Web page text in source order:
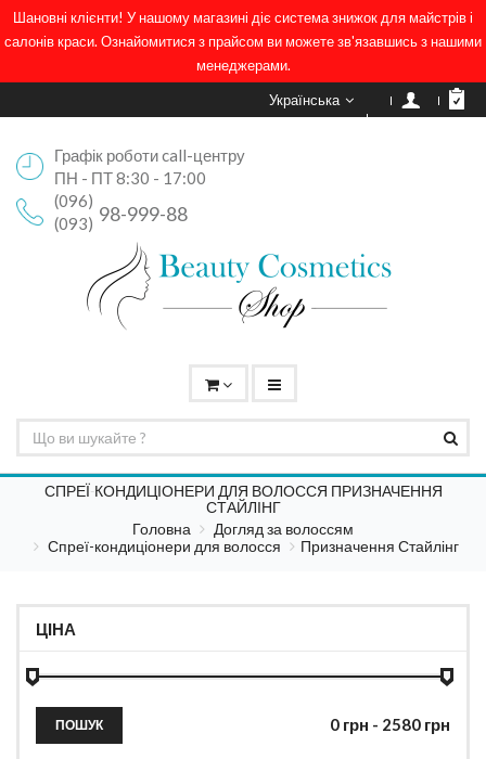
Шановні клієнти! У нашому магазині діє система знижок для майстрів і
салонів краси. Ознайомитися з прайсом ви можете зв'язавшись з нашими
менеджерами.
Українська
Графік роботи call-центру
ПН - ПТ 8:30 - 17:00
(096)
98-999-88
(093)
СПРЕЇ-КОНДИЦІОНЕРИ ДЛЯ ВОЛОССЯ ПРИЗНАЧЕННЯ
СТАЙЛІНГ
Головна
Догляд за волоссям
Спреї-кондиціонери для волосся
Призначення Стайлінг
ЦІНА
ПОШУК